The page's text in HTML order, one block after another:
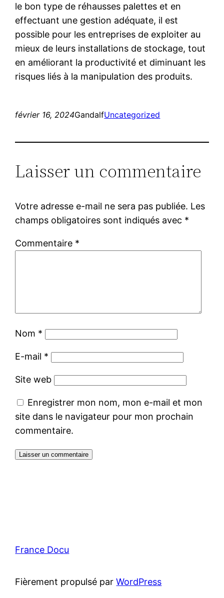
le bon type de réhausses palettes et en
effectuant une gestion adéquate, il est
possible pour les entreprises de exploiter au
mieux de leurs installations de stockage, tout
en améliorant la productivité et diminuant les
risques liés à la manipulation des produits.
février 16, 2024GandalfUncategorized
Laisser un commentaire
Votre adresse e-mail ne sera pas publiée. Les
champs obligatoires sont indiqués avec *
Commentaire *
Nom *
E-mail *
Site web
Enregistrer mon nom, mon e-mail et mon
site dans le navigateur pour mon prochain
commentaire.
France Docu
Fièrement propulsé parWordPress